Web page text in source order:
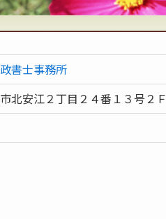
書士事務所
北安江２丁目２４番１３号２Ｆ